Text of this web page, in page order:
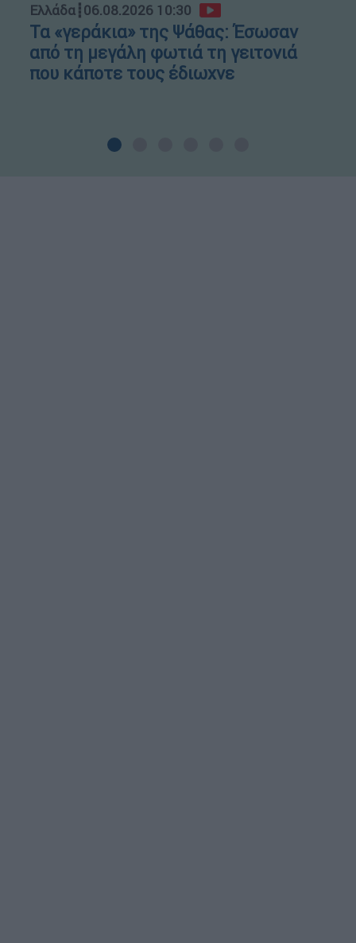
Ελλάδα┋06.08.2026 10:30
Τα «γεράκια» της Ψάθας: Έσωσαν
από τη μεγάλη φωτιά τη γειτονιά
που κάποτε τους έδιωχνε